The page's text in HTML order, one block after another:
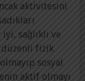
aktivitesini
sağlıklı ve
fizik
sosyal
aktif olmayı